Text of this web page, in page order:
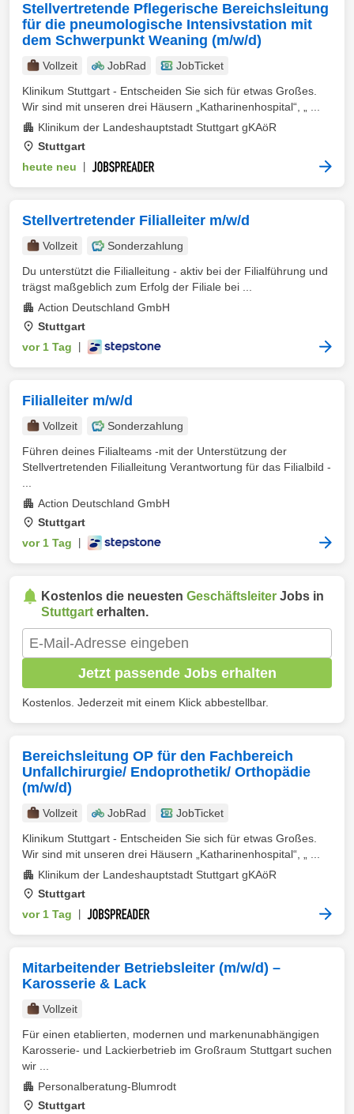
Stellvertretende Pflegerische Bereichsleitung
für die pneumologische Intensivstation mit
dem Schwerpunkt Weaning (m/w/d)
Vollzeit JobRad
JobTicket
Klinikum Stuttgart - Entscheiden Sie sich für etwas Großes.
Wir sind mit unseren drei Häusern „Katharinenhospital“, „ ...
Klinikum der Landeshauptstadt Stuttgart gKAöR
Stuttgart
heute neu
Stellvertretender Filialleiter m/w/d
Vollzeit
Sonderzahlung
Du unterstützt die Filialleitung - aktiv bei der Filialführung und
trägst maßgeblich zum Erfolg der Filiale bei ...
Action Deutschland GmbH
Stuttgart
vor 1 Tag
Filialleiter m/w/d
Vollzeit
Sonderzahlung
Führen deines Filialteams -mit der Unterstützung der
Stellvertretenden Filialleitung Verantwortung für das Filialbild -
Action Deutschland GmbH
Stuttgart
vor 1 Tag
Kostenlos die neuesten Geschäftsleiter Jobs in
Stuttgart erhalten.
Jetzt passende Jobs erhalten
Kostenlos. Jederzeit mit einem Klick abbestellbar.
Bereichsleitung OP für den Fachbereich
Unfallchirurgie/ Endoprothetik/ Orthopädie
(m/w/d)
Vollzeit JobRad
JobTicket
Klinikum Stuttgart - Entscheiden Sie sich für etwas Großes.
Wir sind mit unseren drei Häusern „Katharinenhospital“, „ ...
Klinikum der Landeshauptstadt Stuttgart gKAöR
Stuttgart
vor 1 Tag
Mitarbeitender Betriebsleiter (m/w/d) –
Karosserie & Lack
Vollzeit
Für einen etablierten, modernen und markenunabhängigen
Karosserie- und Lackierbetrieb im Großraum Stuttgart suchen
wir ...
Personalberatung-Blumrodt
Stuttgart